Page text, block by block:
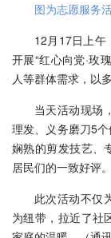
图为志愿服务
12月17日上午
开展“红心向党·玫
人等群体需求，以
当天活动现场
理发、义务磨刀5
娴熟的剪发技艺、
居民们的一致好评。
此次活动不仅
为纽带，拉近了社